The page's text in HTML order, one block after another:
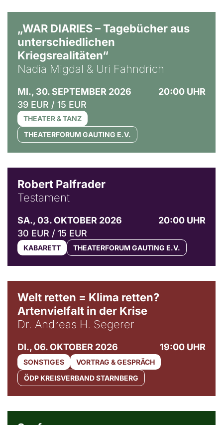
„WAR DIARIES – Tagebücher aus
unterschiedlichen
Kriegsrealitäten“
Nadia Migdal & Uri Fahndrich
MI., 30. SEPTEMBER 2026
20:00 UHR
39 EUR / 15 EUR
THEATER & TANZ
THEATERFORUM GAUTING E.V.
Robert Palfrader
Testament
SA., 03. OKTOBER 2026
20:00 UHR
30 EUR / 15 EUR
KABARETT THEATERFORUM GAUTING E.V.
Welt retten = Klima retten?
Artenvielfalt in der Krise
Dr. Andreas H. Segerer
DI., 06. OKTOBER 2026 19:00 UHR
SONSTIGES
VORTRAG & GESPRÄCH
ÖDP KREISVERBAND STARNBERG